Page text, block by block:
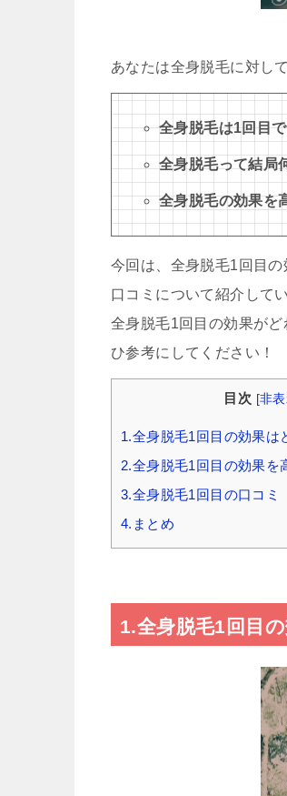
あなたは全身脱毛に対し
全身脱毛は1回目
全身脱毛って結局
全身脱毛の効果を
今回は、全身脱毛1回目
口コミについて紹介して
全身脱毛1回目の効果が
ひ参考にしてください！
目次 [非
1.全身脱毛1回目の効果は
2.全身脱毛1回目の効果を
3.全身脱毛1回目の口コミ
4.まとめ
1.全身脱毛1回目